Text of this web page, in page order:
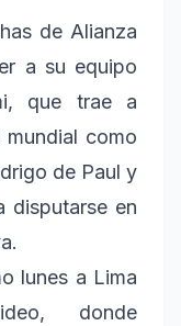
de Alianza
a su equipo
que trae a
como
de Paul y
disputarse en
lunes a Lima
donde